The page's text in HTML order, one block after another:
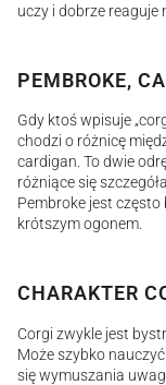
uczy i dobrze reaguje
PEMBROKE,
Gdy ktoś wpisuje
chodzi o różnicę
cardigan. To dwie
różniące się
Pembroke jest często
krótszym ogonem.
CHARAKTER
Corgi zwykle jest
Może szybko
się wymuszania